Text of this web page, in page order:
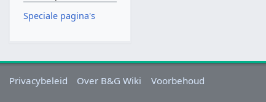
Speciale pagina's
Privacybeleid Over B&G Wiki Voorbehoud